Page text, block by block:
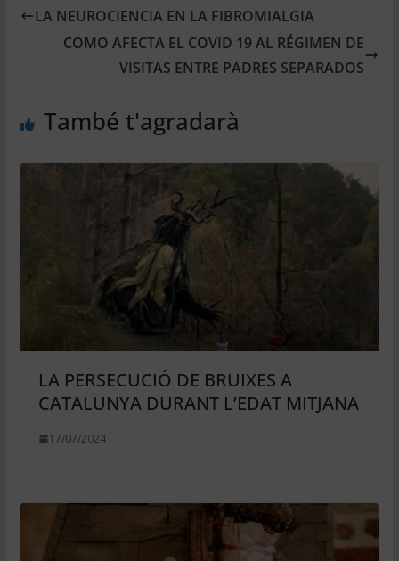
LA NEUROCIENCIA EN LA FIBROMIALGIA
COMO AFECTA EL COVID 19 AL RÉGIMEN DE
VISITAS ENTRE PADRES SEPARADOS
També t'agradarà
LA PERSECUCIÓ DE BRUIXES A
CATALUNYA DURANT L’EDAT MITJANA
17/07/2024